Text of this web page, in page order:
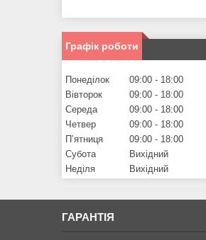
Графік роботи
Понеділок 09:00
18:00
Вівторок
09:00
18:00
Середа
09:00
18:00
Четвер
09:00
18:00
Пʼятниця
09:00
18:00
Субота
Вихідний
Неділя
Вихідний
ГАРАНТІЯ